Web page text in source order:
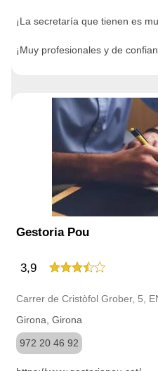
¡La secretaría que tienen es
¡Muy profesionales y de
Gestoria Pou
3,9
Carrer de Cristòfol Grober, 5,
Girona, Girona
972 20 46 92